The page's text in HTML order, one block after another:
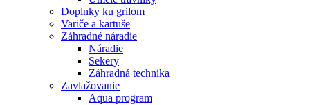
Doplnky ku grilom
Variče a kartuše
Záhradné náradie
Náradie
Sekery
Záhradná technika
Zavlažovanie
Aqua program